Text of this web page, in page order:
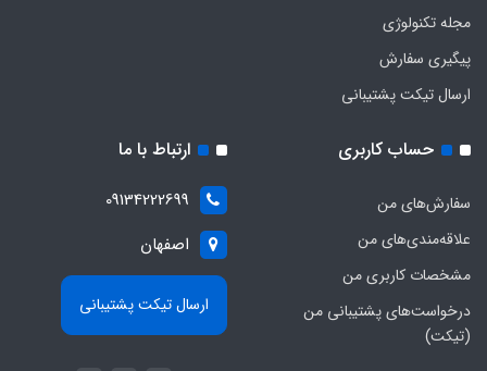
مجله تکنولوژی
پیگیری سفارش
ارسال تیکت پشتیبانی
حساب کاربری
سفارش‌های من
علاقه‌مندی‌های من
مشخصات کاربری من
درخواست‌های پشتیبانی من
(تیکت)
ارتباط با ما
09134222699
اصفهان
ارسال تیکت پشتیبانی